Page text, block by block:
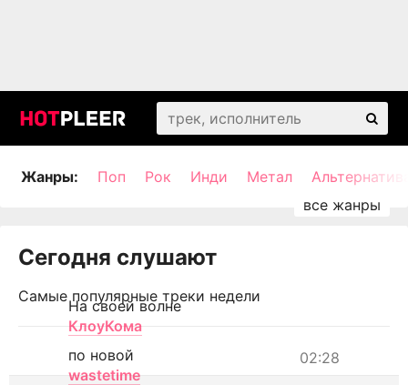
Жанры: Поп Рок Инди Метал
Сегодня слушают
Самые популярные треки недели
На своей волне
КлоуКома
02:28
по новой
wastetime